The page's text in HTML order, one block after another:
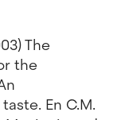
The
the
En C.M.